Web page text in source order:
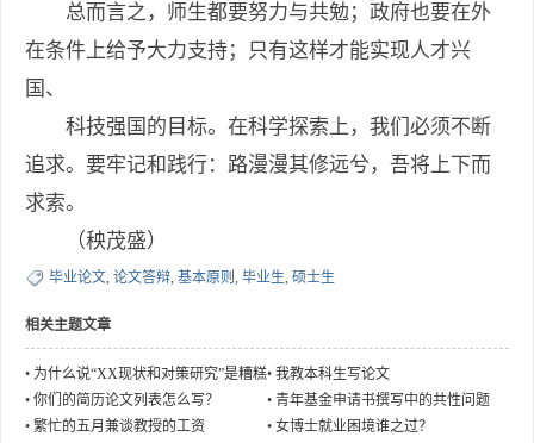
总而言之，师生都要努力与共勉；政府也要在外
在条件上给予大力支持；只有这样才能实现人才兴
国、
科技强国的目标。在科学探索上，我们必须不断
追求。要牢记和践行：路漫漫其修远兮，吾将上下而
求索。
（秧茂盛）
毕业论文, 论文答辩, 基本原则 , 毕业生, 硕士生
相关主题文章
• 为什么说“XX现状和对策研究”是糟糕
的选题
• 我教本科生写论文
• 你们的简历论文列表怎么写？ • 青年基金申请书撰写中的共性问题
• 繁忙的五月兼谈教授的工资 • 女博士就业困境谁之过？